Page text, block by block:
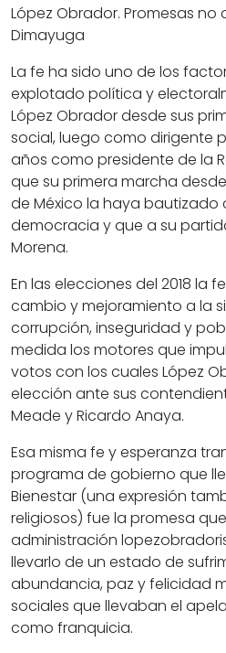
López Obrador. Promesas no
Dimayuga
La fe ha sido uno de los
explotado política y
López Obrador desde sus
social, luego como dirigente
años como presidente de la
que su primera marcha
de México la haya bautizado
democracia y que a su
Morena.
En las elecciones del 2018 la
cambio y mejoramiento a la
corrupción, inseguridad y
medida los motores que
votos con los cuales López
elección ante sus
Meade y Ricardo Anaya.
Esa misma fe y esperanza
programa de gobierno que
Bienestar (una expresión
religiosos) fue la promesa
administración
llevarlo de un estado de
abundancia, paz y felicidad
sociales que llevaban el
como franquicia.